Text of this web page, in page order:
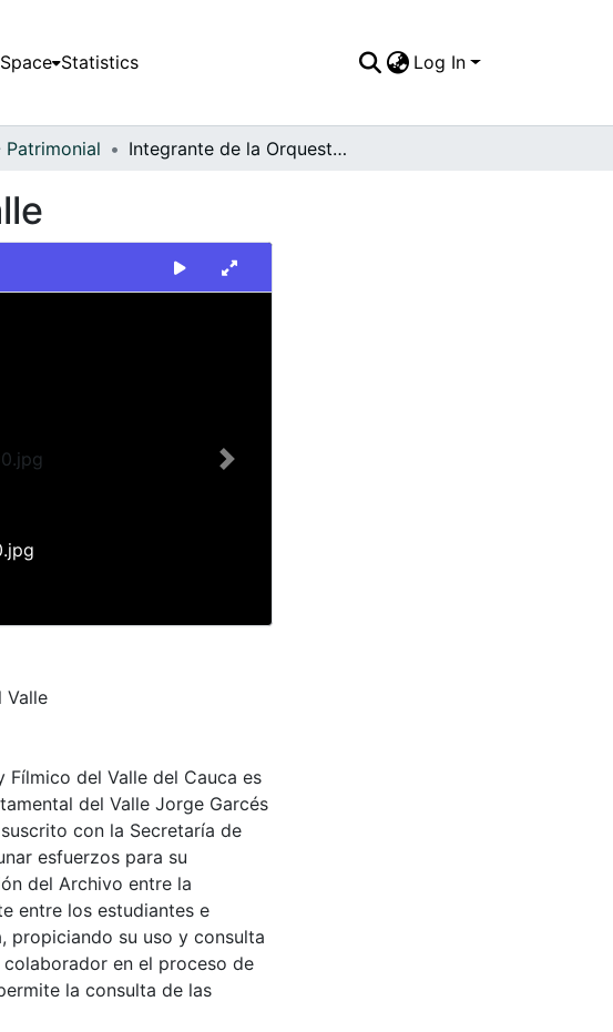
Statistics Log In
Patrimonial Integrante de la Orquesta Sinfónica del Valle
Next
Valle
del Valle del Cauca es
del Valle Jorge Garcés
con la Secretaría de
esfuerzos para su
del Archivo entre la
entre los estudiantes e
propiciando su uso y consulta
colaborador en el proceso de
la consulta de las